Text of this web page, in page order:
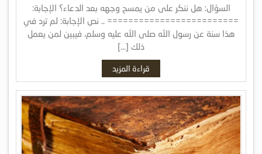
السؤال: هل ننكر على من يمسح وجهه بعد الدعاء؟ الإجابة:
========================= .. نص الإجابة: لم ترد في
هذا سنة عن رسول الله صلى الله عليه وسلم، فيبين لمن يعمل
ذلك […]
قراءة المزيد